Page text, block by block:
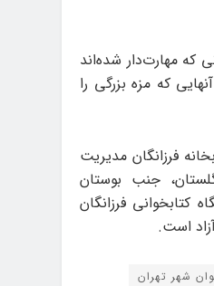
که مهارت‌دار شده‌اند
که مزه بزرگی را
فردا چهارشنبه ۱۰ مرداد از ساعت ۱۶ در کتابخانه فرزانگان مدیریت
گلستان، جنب بوستان
فرزانگان
است.
شهر تهران